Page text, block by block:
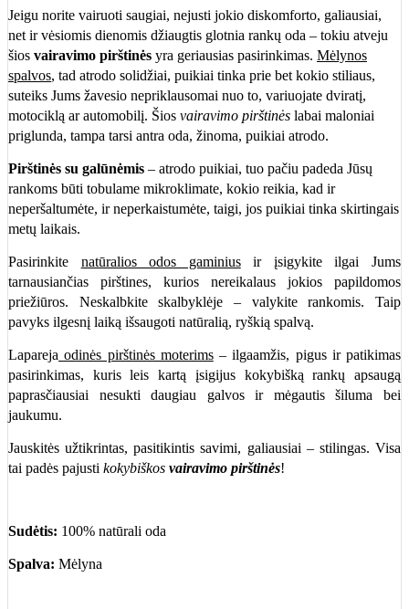
Jeigu norite vairuoti saugiai, nejusti jokio diskomforto, galiausiai,
net ir vėsiomis dienomis džiaugtis glotnia rankų oda – tokiu atveju
šios vairavimo pirštinės yra geriausias pasirinkimas. Mėlynos
spalvos, tad atrodo solidžiai, puikiai tinka prie bet kokio stiliaus,
suteiks Jums žavesio nepriklausomai nuo to, variuojate dviratį,
motociklą ar automobilį. Šios vairavimo pirštinės labai maloniai
priglunda, tampa tarsi antra oda, žinoma, puikiai atrodo.
Pirštinės su galūnėmis – atrodo puikiai, tuo pačiu padeda Jūsų
rankoms būti tobulame mikroklimate, kokio reikia, kad ir
neperšaltumėte, ir neperkaistumėte, taigi, jos puikiai tinka skirtingais
metų laikais.
Pasirinkite natūralios odos gaminiusir įsigykite ilgai Jums
tarnausiančias pirštines, kurios nereikalaus jokios papildomos
priežiūros. Neskalbkite skalbyklėje – valykite rankomis. Taip
pavyks ilgesnį laiką išsaugoti natūralią, ryškią spalvą.
Lapareja odinės pirštinės moterims– ilgaamžis, pigus ir patikimas
pasirinkimas, kuris leis kartą įsigijus kokybišką rankų apsaugą
paprasčiausiai nesukti daugiau galvos ir mėgautis šiluma bei
jaukumu.
Jauskitės užtikrintas, pasitikintis savimi, galiausiai – stilingas. Visa
tai padės pajusti kokybiškos vairavimo pirštinės!
Sudėtis: 100% natūrali oda
Spalva: Mėlyna